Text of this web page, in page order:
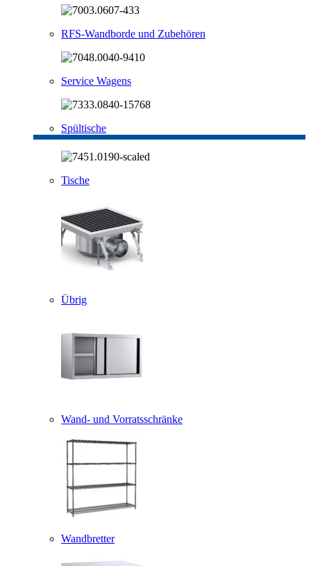
RFS-Wandborde und Zubehören
Service Wagens
Spültische
Tische
Übrig
Wand- und Vorratsschränke
Wandbretter